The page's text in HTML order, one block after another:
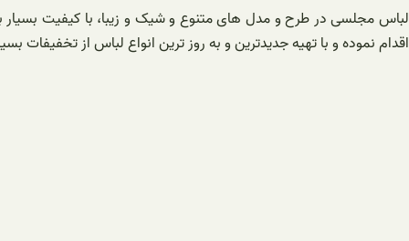
لباس مجلسی در طرح و مدل های متنوع و شیک و زیبا، با کیفیت بسیار
اقدام نموده و با تهیه جدیدترین و به روز ترین انواع لباس از تخفیفات